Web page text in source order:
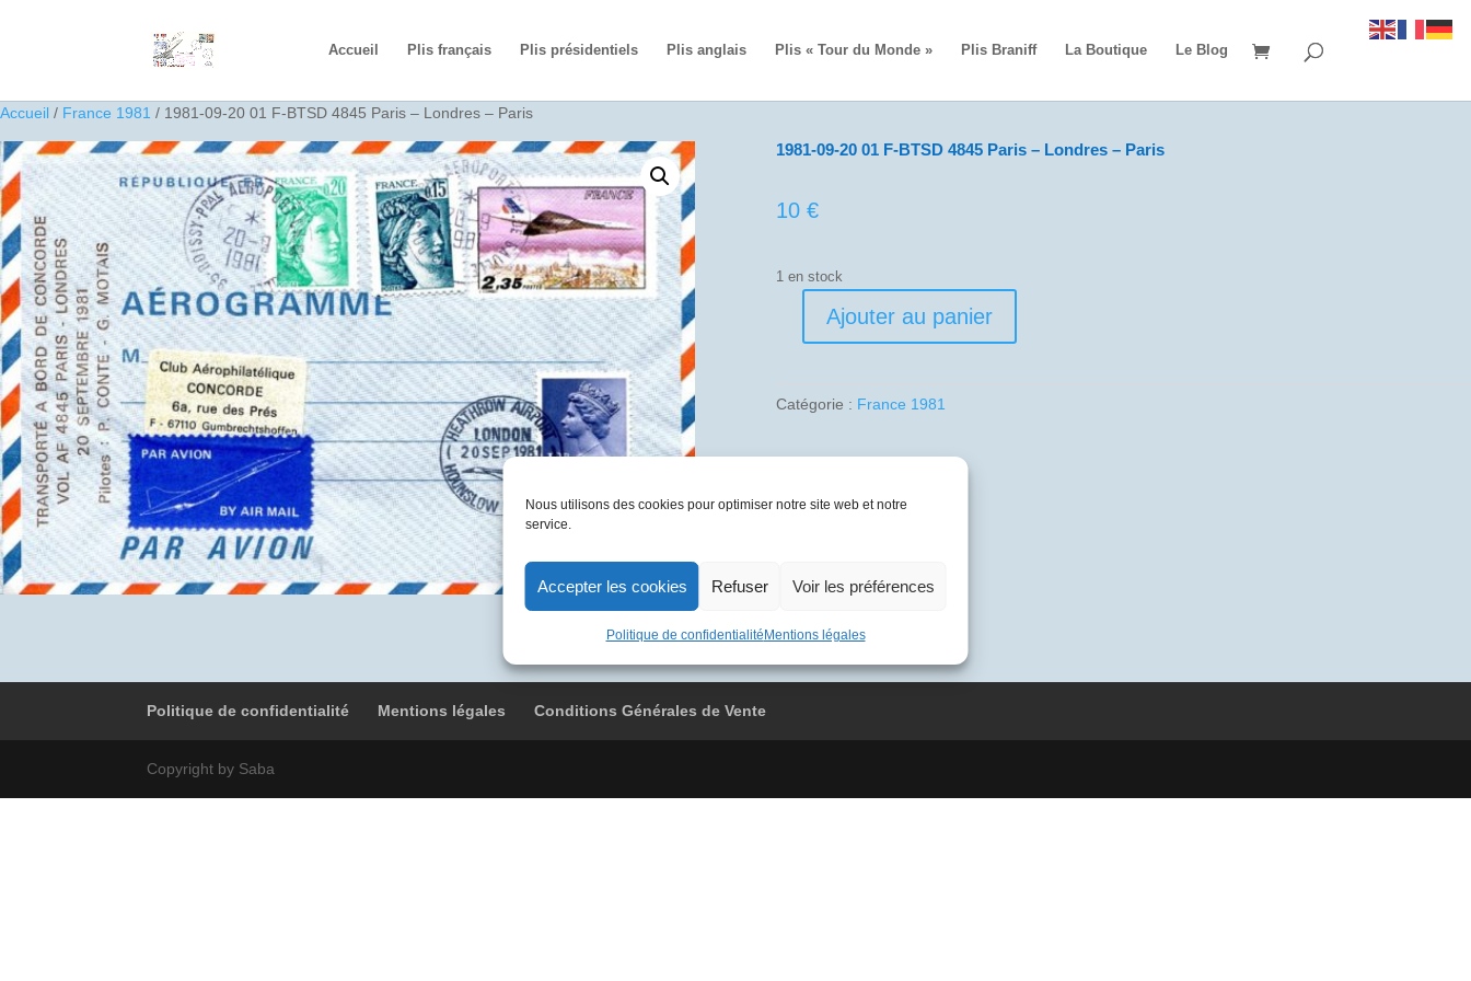
Nous utilisons des cookies pour optimiser notre site web et notre
service.
Accepter les cookies Refuser Voir les préférences
Politique de confidentialité Mentions légales
Accueil Plis français Plis présidentiels Plis anglais Plis « Tour du Monde » Plis Braniff La Boutique Le Blog
Accueil / France 1981 / 1981-09-20 01 F-BTSD 4845 Paris – Londres – Paris
1981-09-20 01 F-BTSD 4845 Paris – Londres – Paris
10 €
1 en stock
quantité
09-
01
BTSD
-
Ajouter au panier
Catégorie : France 1981
Politique de confidentialité Mentions légales Conditions Générales de Vente
Copyright by Saba